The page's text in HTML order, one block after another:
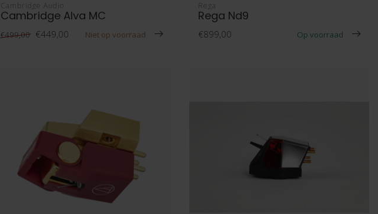
Cambridge Audio
Cambridge Alva MC
€499,00 €449,00 Niet op voorraad
Rega
Rega Nd9
€899,00 Op voorraad